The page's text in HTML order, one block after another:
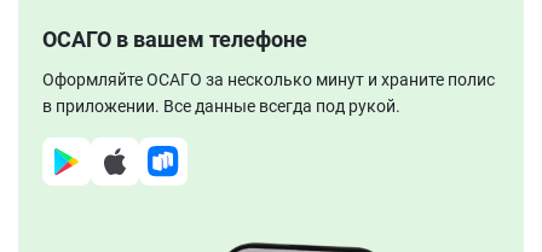
ОСАГО в вашем телефоне
Оформляйте ОСАГО за несколько минут и храните полис
в приложении. Все данные всегда под рукой.